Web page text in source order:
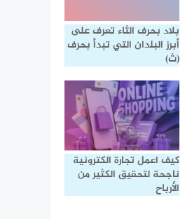
بلاد بحرف الثاء تعرف على
أبرز البلدان التي تبدأ بحرف
(ث)
كيف اعمل تجارة الكترونية
ناجحة لتحقيق الكثير من
الأرباح